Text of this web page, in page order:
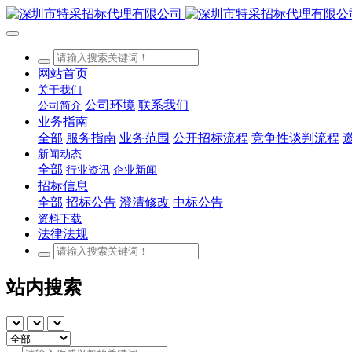
网站首页
关于我们
公司简介 公司环境 联系我们
业务指南
全部 服务指南 业务范围 公开招标流程 竞争性谈判流程
新闻动态
全部 行业资讯 企业新闻
招标信息
全部 招标公告 澄清修改 中标公告
资料下载
法律法规
站内搜索